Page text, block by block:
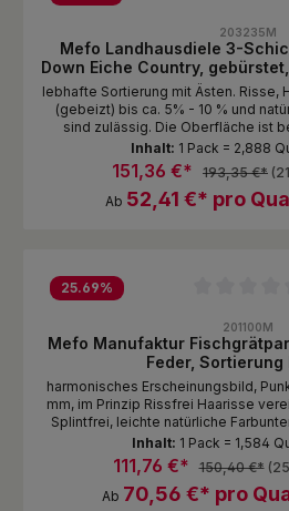
203235M
Mefo Landhausdiele 3-
Down Eiche Country,
nat
lebhafte Sortierung mit Ästen. Risse,
(gebeizt) bis ca. 5% - 10 % und
sind zulässig. Die Oberfläche ist
angeräuchert, Oberfläche
Oberflächebehandlung gem.
gestoßen
Ab 52,41 €* pro
151,36 €* 193,35 €*
Inhalt: 1 Pack = 2,888
25.69%
201100M
Mefo Manufaktur
Feder, Sortierung
harmonisches Erscheinungsbild,
mm, im Prinzip Rissfrei Haarisse
Splintfrei, leichte natürliche
dunkelbraun Oberfläche
Sie sich Ihern Traumboden
komplett natürlich, glatt/Oberfläche
und endgeölter Oberfläche.
Ab 70,56 €* pro
111,76 €* 150,40 €*
Inhalt: 1 Pack = 1,584